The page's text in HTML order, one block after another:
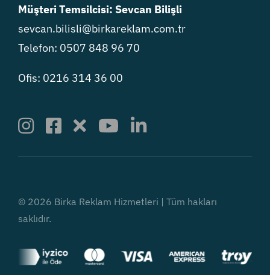
Müşteri Temsilcisi: Sevcan Bilişli
sevcan.bilisli@birkareklam.com.tr
Telefon: 0507 848 96 70
Ofis: 0216 314 36 00
© 2026 Birka Reklam Hizmetleri | Tüm hakları
saklıdır.